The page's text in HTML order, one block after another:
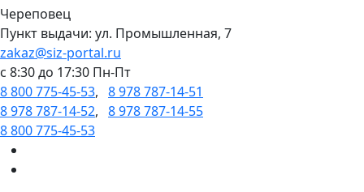
Череповец
Пункт выдачи: ул. Промышленная, 7
zakaz@siz-portal.ru
c 8:30 до 17:30 Пн-Пт
8 800 775-45-53, 8 978 787-14-51
8 978 787-14-52, 8 978 787-14-55
8 800 775-45-53